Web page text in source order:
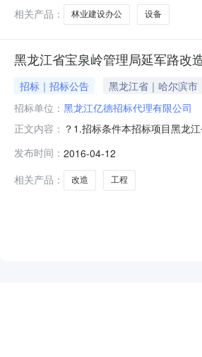
相关产品：
林业建设办公 设备
黑龙江省宝泉岭管理局延军路改
招标｜招标公告 黑龙江省｜哈尔滨市
招标单位： 黑龙江亿德招标代理有限公司
正文内容： ？1.招标条件本招标项目黑龙
缘-山水家园小区）；2.3建设
发布时间： 2016-04-12
相关产品：
改造 工程